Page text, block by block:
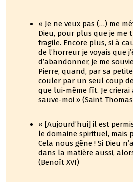
« Je ne veux pas (…) me
Dieu, pour plus que je me
fragile. Encore plus, si à
de l’horreur je voyais que
d’abandonner, je me
Pierre, quand, par sa
couler par un seul coup
que lui-même fît. Je crierai
sauve-moi » (Saint
« [Aujourd’hui] il est
le domaine spirituel, mais
Cela nous gêne ! Si Dieu
dans la matière aussi,
(Benoît XVI)